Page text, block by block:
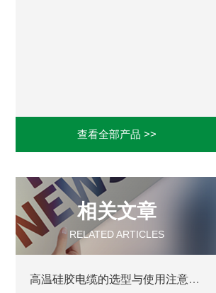
查看全部产品 >>
相关文章
RELATED ARTICLES
高温硅胶电缆的选型与使用注意事项